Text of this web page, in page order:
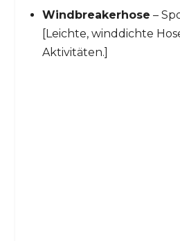
Windbreakerhose –
[Leichte, winddichte
Aktivitäten.]